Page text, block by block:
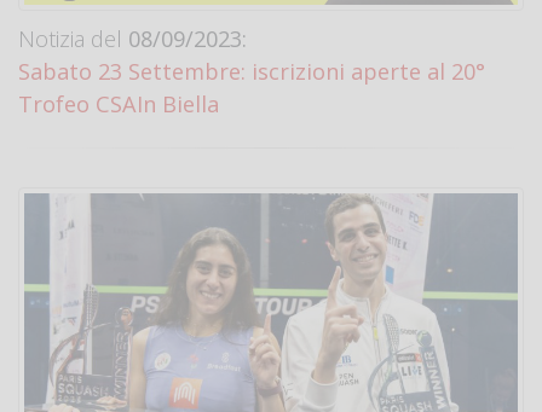
Notizia del 08/09/2023:
Sabato 23 Settembre: iscrizioni aperte al 20°
Trofeo CSAIn Biella